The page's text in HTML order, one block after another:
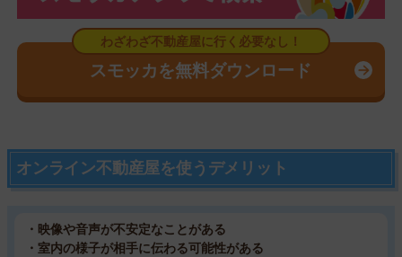
スモッカを無料ダウンロード
オンライン不動産屋を使うデメリット
・映像や音声が不安定なことがある
・室内の様子が相手に伝わる可能性がある